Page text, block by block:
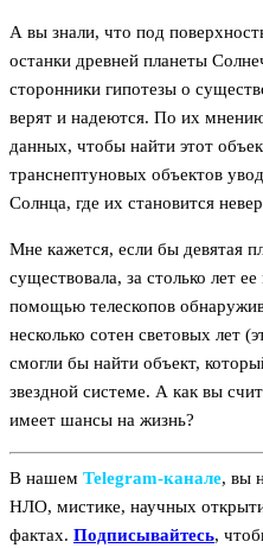
А вы знали, что под
останки древней планеты
сторонники гипотезы о
верят и надеются. По их
данных, чтобы найти этот
транснептуновых объектов
Солнца, где их становится
Мне кажется, если бы девятая
существовала, за столько лет
помощью телескопов
несколько сотен световых лет
смогли бы найти объект,
звездной системе. А как вы
имеет шансы на жизнь?
В нашем Telegram‑канале, вы
НЛО, мистике, научных
фактах. Подписывайтесь,